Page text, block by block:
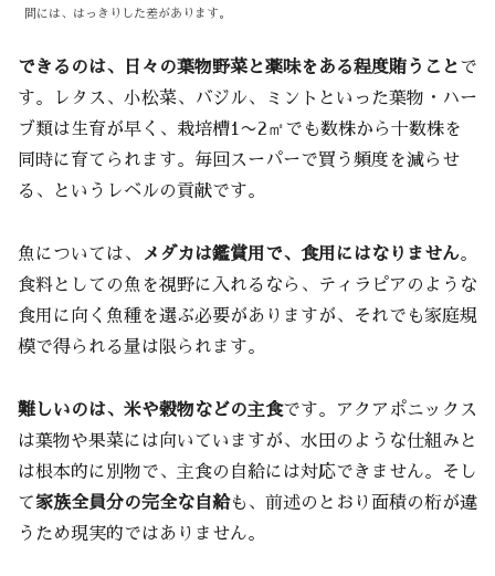
間には、はっきりした差があります。
できるのは、日々の葉物野菜と薬味をある程度賄うことで
す。レタス、小松菜、バジル、ミントといった葉物・ハー
ブ類は生育が早く、栽培槽1〜2㎡でも数株から十数株を
同時に育てられます。毎回スーパーで買う頻度を減らせ
る、というレベルの貢献です。
魚については、 メダカは鑑賞用で、食用にはなりません。
食料としての魚を視野に入れるなら、ティラピアのような
食用に向く魚種を選ぶ必要がありますが、それでも家庭規
模で得られる量は限られます。
難しいのは、米や穀物などの主食です。アクアポニックス
は葉物や果菜には向いていますが、水田のような仕組みと
は根本的に別物で、主食の自給には対応できません。そし
て家族全員分の完全な自給も、前述のとおり面積の桁が違
うため現実的ではありません。